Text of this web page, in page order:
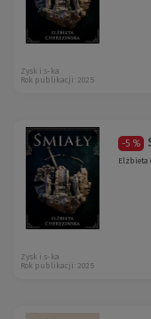
Zysk i s-ka
Rok publikacji: 2025
-5 %
Elżbieta
Zysk i s-ka
Rok publikacji: 2025